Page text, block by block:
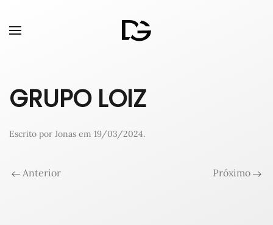
GRUPO LOIZ
Escrito por Jonas em 19/03/2024.
Anterior Próximo